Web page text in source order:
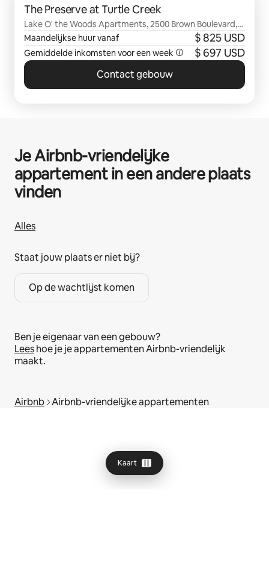
The Preserve at Turtle Creek
Lake O' the Woods Apartments, 2500 Brown Boulevard,
Arlington, TX
Maandelijkse huur vanaf $ 825 USD
Gemiddelde inkomsten voor een week $ 697 USD
Contact gebouw
Kaart
Je Airbnb-vriendelijke
appartement in een andere plaats
vinden
Alles
Staat jouw plaats er niet bij?
Op de wachtlijst komen
Ben je eigenaar van een gebouw?
Leeshoe je je appartementen Airbnb-vriendelijk
maakt.
Airbnb Airbnb-vriendelijke appartementen